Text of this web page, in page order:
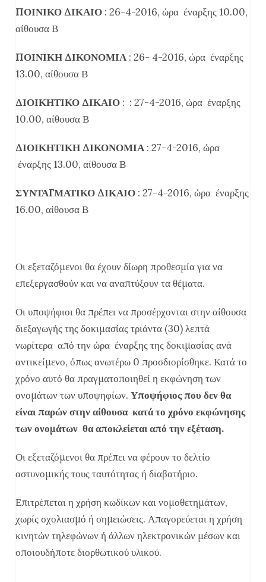
ΠΟΙΝΙΚΟ ΔΙΚΑΙΟ : 26-4-2016, ώρα έναρξης 10.00,
αίθουσα Β
ΠΟΙΝΙΚΗ ΔΙΚΟΝΟΜΙΑ : 26- 4-2016, ώρα έναρξης
13.00, αίθουσα Β
ΔΙΟΙΚΗΤΙΚΟ ΔΙΚΑΙΟ : : 27-4-2016, ώρα έναρξης
10.00, αίθουσα Β
ΔΙΟΙΚΗΤΙΚΗ ΔΙΚΟΝΟΜΙΑ : 27-4-2016, ώρα
έναρξης 13.00, αίθουσα Β
ΣΥΝΤΑΓΜΑΤΙΚΟ ΔΙΚΑΙΟ : 27-4-2016, ώρα έναρξης
16.00, αίθουσα Β
Οι εξεταζόμενοι θα έχουν δίωρη προθεσμία για να
επεξεργασθούν και να αναπτύξουν τα θέματα.
Οι υποψήφιοι θα πρέπει να προσέρχονται στην αίθουσα
διεξαγωγής της δοκιμασίας τριάντα (30) λεπτά
νωρίτερα από την ώρα έναρξης της δοκιμασίας ανά
αντικείμενο, όπως ανωτέρω 0 προσδιορίσθηκε. Κατά το
χρόνο αυτό θα πραγματοποιηθεί η εκφώνηση των
ονομάτων των υποψηφίων. Υποψήφιος που δεν θα
είναι παρών στην αίθουσα κατά το χρόνο εκφώνησης
των ονομάτων θα αποκλείεται από την εξέταση.
Οι εξεταζόμενοι θα πρέπει να φέρουν το δελτίο
αστυνομικής τους ταυτότητας ή διαβατήριο.
Επιτρέπεται η χρήση κωδίκων και νομοθετημάτων,
χωρίς σχολιασμό ή σημειώσεις. Απαγορεύεται η χρήση
κινητών τηλεφώνων ή άλλων ηλεκτρονικών μέσων και
οποιουδήποτε διορθωτικού υλικού.